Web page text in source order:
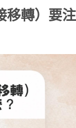
移轉）要注